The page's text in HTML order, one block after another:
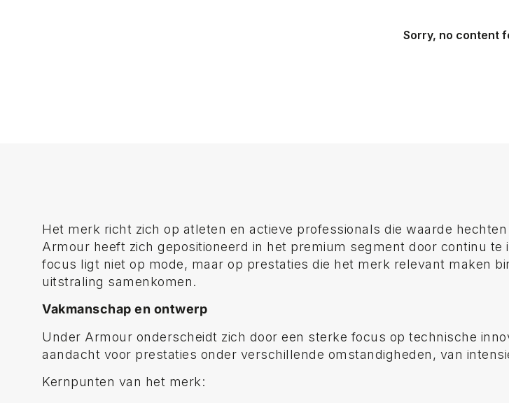
Sorry, no content
Het merk richt zich op atleten en actieve professionals die waarde
Armour heeft zich gepositioneerd in het premium segment door continu
focus ligt niet op mode, maar op prestaties die het merk relevant maken
uitstraling samenkomen.
Vakmanschap en ontwerp
Under Armour onderscheidt zich door een sterke focus op technische
aandacht voor prestaties onder verschillende omstandigheden, van
Kernpunten van het merk: